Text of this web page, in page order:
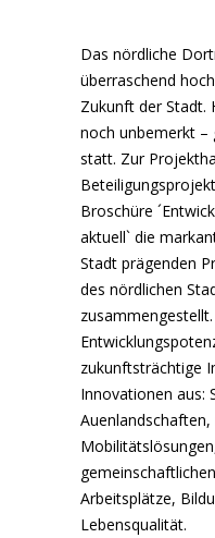
Das nördliche
überraschend
Zukunft der Stadt.
noch unbemerkt –
statt. Zur
Broschüre
aktuell` die
Stadt prägenden
des nördlichen
zukunftsträchtige
Innovationen aus:
Arbeitsplätze,
Lebensqualität.